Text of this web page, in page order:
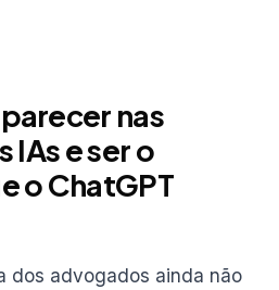
nas
IAs e ser o
o ChatGPT
dos advogados ainda não